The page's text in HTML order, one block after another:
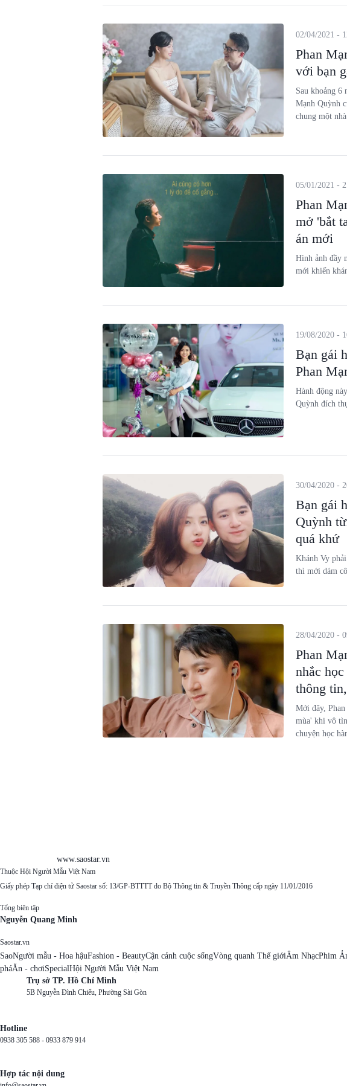
Phan
với bạn
02/04/2021 -
Sau khoảng 6
Mạnh Quỳnh
chung một
Phan
mở 'bắt
án mới
05/01/2021 -
Hình ảnh đầy
mới khiến
Bạn gái
Phan
19/08/2020 -
Hành động
Quỳnh đích
Bạn gái
Quỳnh
quá khứ
30/04/2020 -
Khánh Vy
thì mới dám
Phan
nhắc
thông
dân tình
28/04/2020 -
Mới đây,
mùa' khi vô
chuyện học
www.saostar.vn
Thuộc Hội Người Mẫu Việt Nam
Giấy phép Tạp chí điện tử Saostar số: 13/GP-BTTTT do Bộ Thông tin & Truyền Thông cấp ngày 11/01/2016
Tổng biên tập
Nguyễn Quang Minh
Saostar.vn
SaoNgười mẫu - Hoa hậuFashion - BeautyCận cảnh cuộc sốngVòng quanh Thế giớiÂm NhạcPhim
pháĂn - chơiSpecialHội Người Mẫu Việt Nam
Trụ sở TP. Hồ Chí Minh
5B Nguyễn Đình Chiểu, Phường Sài Gòn
Hotline
0938 305 588 - 0933 879 914
Hợp tác nội dung